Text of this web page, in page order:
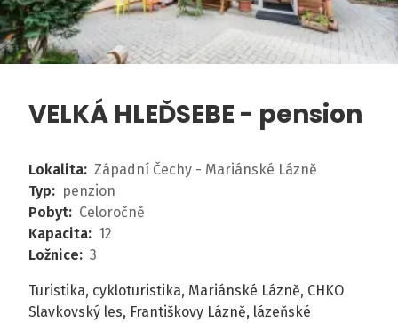
VELKÁ HLEĎSEBE - pension
Lokalita: Západní Čechy - Mariánské Lázně
Typ: penzion
Pobyt: Celoročně
Kapacita: 12
Ložnice: 3
Turistika, cykloturistika, Mariánské Lázně, CHKO
Slavkovský les, Františkovy Lázně, lázeňské